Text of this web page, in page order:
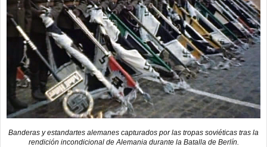
Banderas y estandartes alemanes capturados por las tropas soviéticas tras la
rendición incondicional de Alemania durante la Batalla de Berlín.